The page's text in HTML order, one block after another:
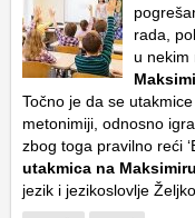
rada,
u nekim
Točno je da se
metonimiji, odnosno
zbog toga pravilno reći
utakmica na Maksimiru
jezik i jezikoslovlje